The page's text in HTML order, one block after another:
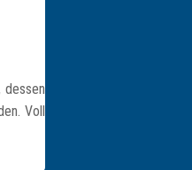
dessen
Voll